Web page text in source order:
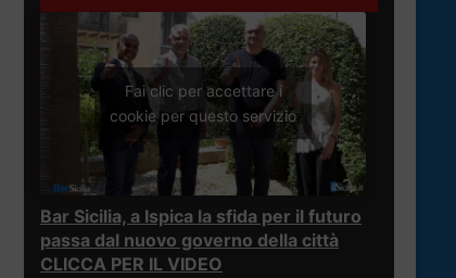
Fai clic per accettare i
cookie per questo servizio
Bar Sicilia, a Ispica la sfida per il futuro
passa dal nuovo governo della città
CLICCA PER IL VIDEO